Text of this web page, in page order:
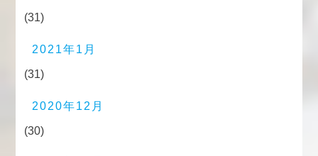
(31)
2021年1月
(31)
2020年12月
(30)